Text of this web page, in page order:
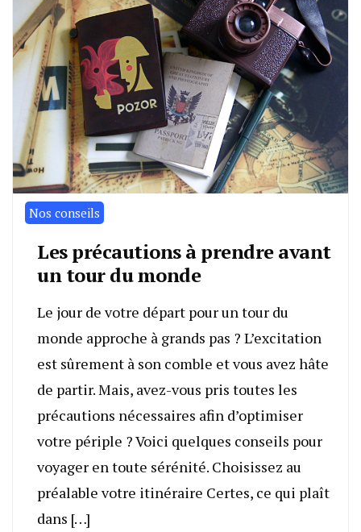
Nos conseils
Les précautions à prendre avant
un tour du monde
Le jour de votre départ pour un tour du
monde approche à grands pas ? L’excitation
est sûrement à son comble et vous avez hâte
de partir. Mais, avez-vous pris toutes les
précautions nécessaires afin d’optimiser
votre périple ? Voici quelques conseils pour
voyager en toute sérénité. Choisissez au
préalable votre itinéraire Certes, ce qui plaît
dans […]